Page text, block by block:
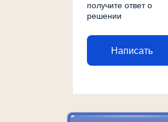
получите ответ о
решении
Написать